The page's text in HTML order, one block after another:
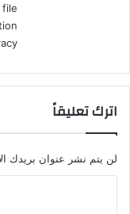
file
اترك تعليقاً
لن يتم نشر عنوان بريدك